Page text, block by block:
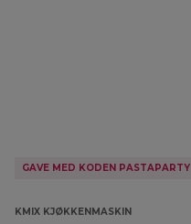
GAVE MED KODEN PASTAPARTY
KMIX KJØKKENMASKIN